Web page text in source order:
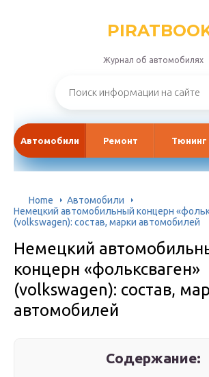
Журнал об автомобилях
Автомобили Ремонт Тюнинг
Home
Автомобили
Немецкий автомобильный концерн
(volkswagen): состав, марки автомобилей
Немецкий
концерн «фольксваген»
(volkswagen): состав,
автомобилей
Содержание: